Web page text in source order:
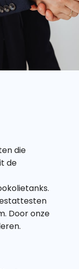
die
de
Door onze